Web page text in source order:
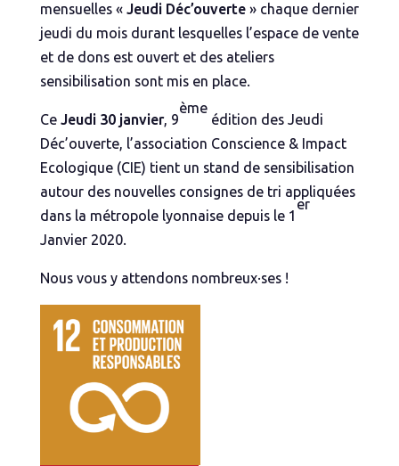
mensuelles «Jeudi Déc’ouverte» chaque dernier
jeudi du mois durant lesquelles l’espace de vente
et de dons est ouvert et des ateliers
sensibilisation sont mis en place.
Ce Jeudi 30 janvier, 9
ème
édition des Jeudi
Déc’ouverte, l’association Conscience & Impact
Ecologique (CIE) tient un stand de sensibilisation
autour des nouvelles consignes de tri appliquées
dans la métropole lyonnaise depuis le 1
er
Janvier 2020.
Nous vous y attendons nombreux·ses !